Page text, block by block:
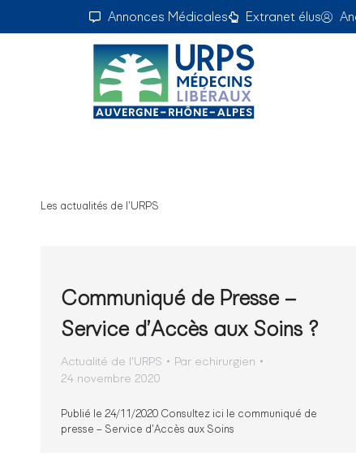
Annonces Médicales Extranet élus
Les actualités de l’URPS
Communiqué de Presse –
Service d’Accès aux Soins ?
Actualité de l'URPS Par echirurgien
24 novembre 2020
Publié le 24/11/2020 Consultez ici le communiqué de
presse – Service d’Accès aux Soins